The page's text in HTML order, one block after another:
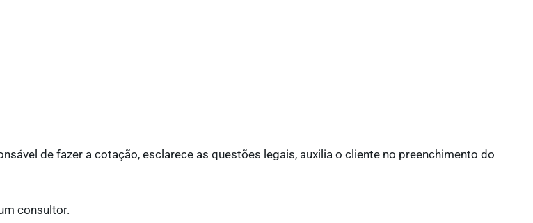
de fazer a cotação, esclarece as questões legais, auxilia o cliente no preenchimento do
consultor.